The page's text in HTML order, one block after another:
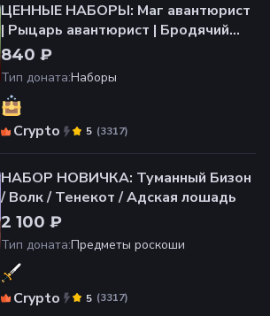
ЦЕННЫЕ НАБОРЫ: Маг авантюрист
| Рыцарь авантюрист | Бродячий
авантюрист
840 ₽
Тип доната:Наборы
Crypto (3317)
5
НАБОР НОВИЧКА: Туманный Бизон
/ Волк / Тенекот / Адская лошадь
2 100 ₽
Тип доната:Предметы роскоши
Crypto (3317)
5